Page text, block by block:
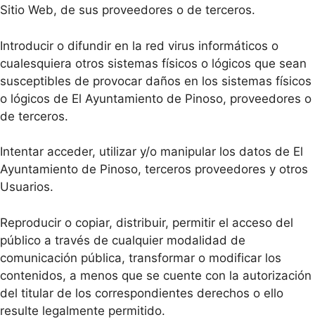
Sitio Web, de sus proveedores o de terceros.
Introducir o difundir en la red virus informáticos o
cualesquiera otros sistemas físicos o lógicos que sean
susceptibles de provocar daños en los sistemas físicos
o lógicos de El Ayuntamiento de Pinoso, proveedores o
de terceros.
Intentar acceder, utilizar y/o manipular los datos de El
Ayuntamiento de Pinoso, terceros proveedores y otros
Usuarios.
Reproducir o copiar, distribuir, permitir el acceso del
público a través de cualquier modalidad de
comunicación pública, transformar o modificar los
contenidos, a menos que se cuente con la autorización
del titular de los correspondientes derechos o ello
resulte legalmente permitido.